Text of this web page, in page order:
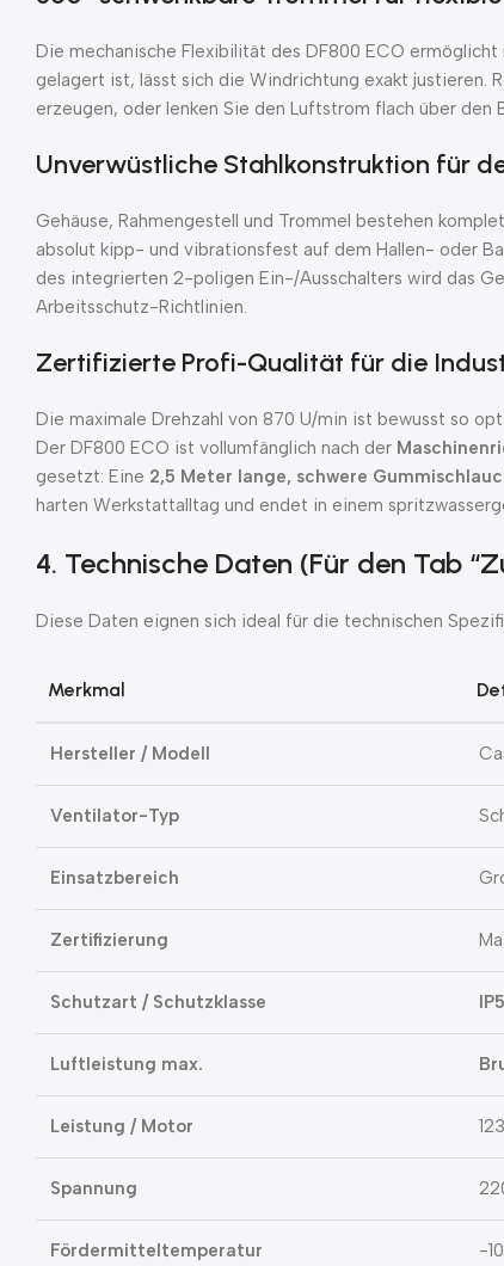
Die mechanische Flexibilität des DF800 ECO
gelagert ist, lässt sich die Windrichtung exakt justieren.
erzeugen, oder lenken Sie den Luftstrom flach über den
Unverwüstliche Stahlkonstruktion für
Gehäuse, Rahmengestell und Trommel bestehen
absolut kipp- und vibrationsfest auf dem Hallen- oder
des integrierten 2-poligen Ein-/Ausschalters wird das
Arbeitsschutz-Richtlinien.
Zertifizierte Profi-Qualität für die
Die maximale Drehzahl von 870 U/min ist bewusst so
Der DF800 ECO ist vollumfänglich nach der
gesetzt: Eine 2,5 Meter lange, schwere
harten Werkstattalltag und endet in einem
4. Technische Daten (Für den Tab
Diese Daten eignen sich ideal für die technischen
Merkmal
Hersteller / Modell
Ventilator-Typ
Einsatzbereich
Zertifizierung
Schutzart / Schutzklasse
Luftleistung max.
Leistung / Motor
Spannung
Fördermitteltemperatur -